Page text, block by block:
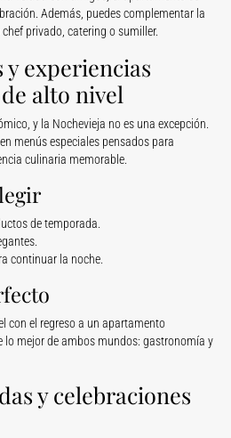
Además, puedes complementar la
privado, catering o sumiller.
y experiencias
alto nivel
y la Nochevieja no es una excepción.
menús especiales pensados para
culinaria memorable.
de temporada.
continuar la noche.
con el regreso a un apartamento
mejor de ambos mundos: gastronomía y
y celebraciones